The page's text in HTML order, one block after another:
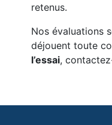
retenus.
Nos évaluations
déjouent toute
l’essai,